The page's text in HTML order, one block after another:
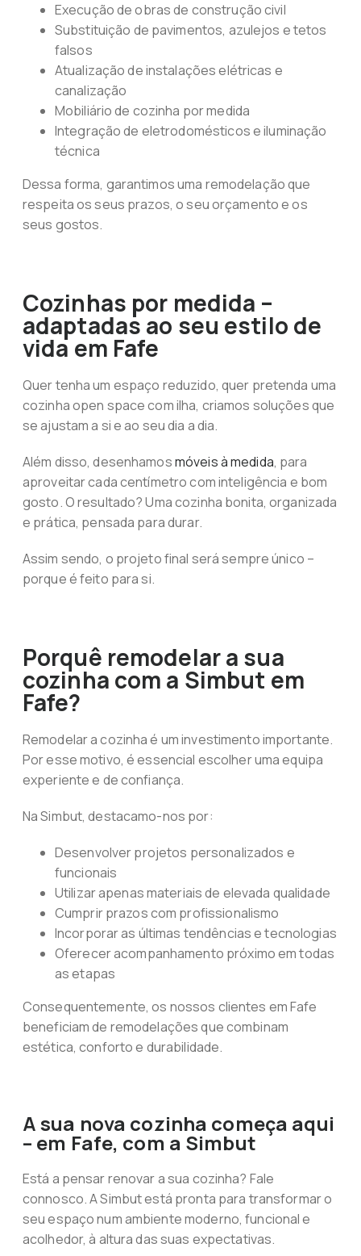
Execução de obras de construção civil
Substituição de pavimentos, azulejos e tetos
falsos
Atualização de instalações elétricas e
canalização
Mobiliário de cozinha por medida
Integração de eletrodomésticos e iluminação
técnica
Dessa forma, garantimos uma remodelação que
respeita os seus prazos, o seu orçamento e os
seus gostos.
Cozinhas por medida –
adaptadas ao seu estilo de
vida em Fafe
Quer tenha um espaço reduzido, quer pretenda uma
cozinha open space com ilha, criamos soluções que
se ajustam a si e ao seu dia a dia.
Além disso, desenhamosmóveis à medida, para
aproveitar cada centímetro com inteligência e bom
gosto. O resultado? Uma cozinha bonita, organizada
e prática, pensada para durar.
Assim sendo, o projeto final será sempre único –
porque é feito para si.
Porquê remodelar a sua
cozinha com a Simbut em
Fafe?
Remodelar a cozinha é um investimento importante.
Por esse motivo, é essencial escolher uma equipa
experiente e de confiança.
Na Simbut, destacamo-nos por:
Desenvolver projetos personalizados e
funcionais
Utilizar apenas materiais de elevada qualidade
Cumprir prazos com profissionalismo
Incorporar as últimas tendências e tecnologias
Oferecer acompanhamento próximo em todas
as etapas
Consequentemente, os nossos clientes em Fafe
beneficiam de remodelações que combinam
estética, conforto e durabilidade.
A sua nova cozinha começa aqui
– em Fafe, com a Simbut
Está a pensar renovar a sua cozinha? Fale
connosco. A Simbut está pronta para transformar o
seu espaço num ambiente moderno, funcional e
acolhedor, à altura das suas expectativas.